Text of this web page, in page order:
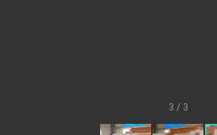
副總統接見美參議員蓋
要合作夥伴
3 / 3